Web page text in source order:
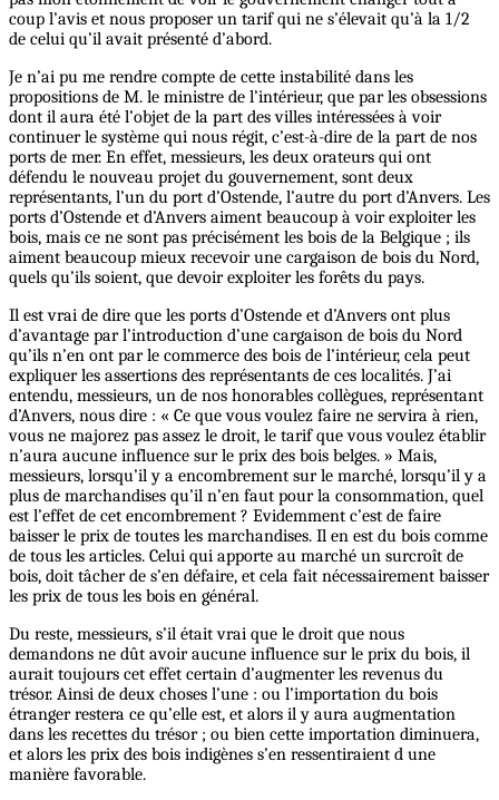
coup l’avis et nous proposer un tarif qui ne s’élevait qu’à la 1/2
de celui qu’il avait présenté d’abord.
Je n’ai pu me rendre compte de cette instabilité dans les
propositions de M. le ministre de l’intérieur, que par les obsessions
dont il aura été l’objet de la part des villes intéressées à voir
continuer le système qui nous régit, c’est-à-dire de la part de nos
ports de mer. En effet, messieurs, les deux orateurs qui ont
défendu le nouveau projet du gouvernement, sont deux
représentants, l’un du port d’Ostende, l’autre du port d’Anvers. Les
ports d’Ostende et d’Anvers aiment beaucoup à voir exploiter les
bois, mais ce ne sont pas précisément les bois de la Belgique ; ils
aiment beaucoup mieux recevoir une cargaison de bois du Nord,
quels qu’ils soient, que devoir exploiter les forêts du pays.
Il est vrai de dire que les ports d’Ostende et d’Anvers ont plus
d’avantage par l’introduction d’une cargaison de bois du Nord
qu’ils n’en ont par le commerce des bois de l’intérieur, cela peut
expliquer les assertions des représentants de ces localités. J’ai
entendu, messieurs, un de nos honorables collègues, représentant
d’Anvers, nous dire : « Ce que vous voulez faire ne servira à rien,
vous ne majorez pas assez le droit, le tarif que vous voulez établir
n’aura aucune influence sur le prix des bois belges. » Mais,
messieurs, lorsqu’il y a encombrement sur le marché, lorsqu’il y a
plus de marchandises qu’il n’en faut pour la consommation, quel
est l’effet de cet encombrement ? Evidemment c’est de faire
baisser le prix de toutes les marchandises. Il en est du bois comme
de tous les articles. Celui qui apporte au marché un surcroît de
bois, doit tâcher de s’en défaire, et cela fait nécessairement baisser
les prix de tous les bois en général.
Du reste, messieurs, s’il était vrai que le droit que nous
demandons ne dût avoir aucune influence sur le prix du bois, il
aurait toujours cet effet certain d’augmenter les revenus du
trésor. Ainsi de deux choses l’une : ou l’importation du bois
étranger restera ce qu’elle est, et alors il y aura augmentation
dans les recettes du trésor ; ou bien cette importation diminuera,
et alors les prix des bois indigènes s’en ressentiraient d une
manière favorable.